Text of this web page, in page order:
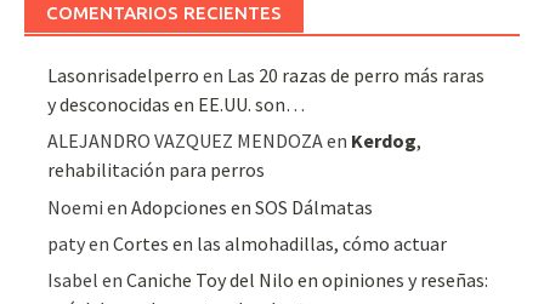
COMENTARIOS RECIENTES
Lasonrisadelperro en Las 20 razas de perro más raras
y desconocidas en EE.UU. son…
ALEJANDRO VAZQUEZ MENDOZAen Kerdog,
rehabilitación para perros
Noemi enAdopciones en SOS Dálmatas
patyenCortes en las almohadillas, cómo actuar
Isabel enCaniche Toy del Nilo en opiniones y reseñas: